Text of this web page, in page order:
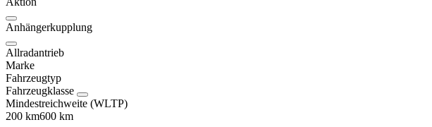
Anhängerkupplung
Allradantrieb
Marke
Fahrzeugtyp
Fahrzeugklasse
Mindestreichweite (WLTP)
200 km600 km